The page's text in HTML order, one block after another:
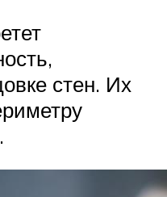
стен. Их